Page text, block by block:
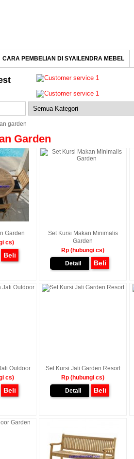
CARA PEMBELIAN DI SYAILENDRA MEBEL
garden
Garden
Garden
cs)
Beli
Set Kursi Makan Minimalis
Garden
Rp (hubungi cs)
Detail
Beli
Outdoor
cs)
Beli
Set Kursi Jati Garden Resort
Rp (hubungi cs)
Detail
Beli